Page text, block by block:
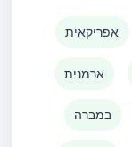
אפריקאית
ארמנית
במברה